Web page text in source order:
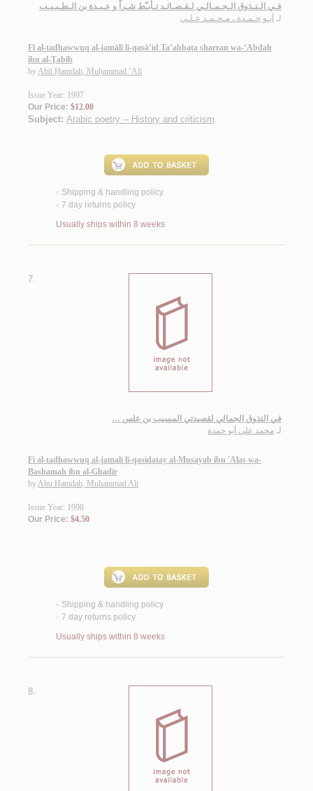
فـي الـتـذوق الـجـمـالـي لـقـصـائـد تـأبـّط شـراً و عـبـدة بن الـطـبـيـب
لـ أبـو حـمـدة ، مـحـمـد عـلـي
Fī al-tadhawwuq al-jamālī li-qaṣā’id Ta’abbaṭa sharran wa-‘Abdah
ibn al-Ṭabīb
byAbū Ḥamdah, Muḥammad ‘Alī
Issue Year: 1997
Our Price: $12.00
Subject: Arabic poetry -- History and criticism.
< Shipping & handling policy
< 7 day returns policy
Usually ships within 8 weeks
7.
في التذوق الجمالي لقصيدتي المسيب بن علس …
لـ محمد علي أبو حمدة
Fi al-tadhawwuq al-jamali li-qasidatay al-Musayab ibn 'Alas wa-
Bashamah ibn al-Ghadir
byAbu Hamdah, Muhammad Ali
Issue Year: 1998
Our Price: $4.50
< Shipping & handling policy
< 7 day returns policy
Usually ships within 8 weeks
8.